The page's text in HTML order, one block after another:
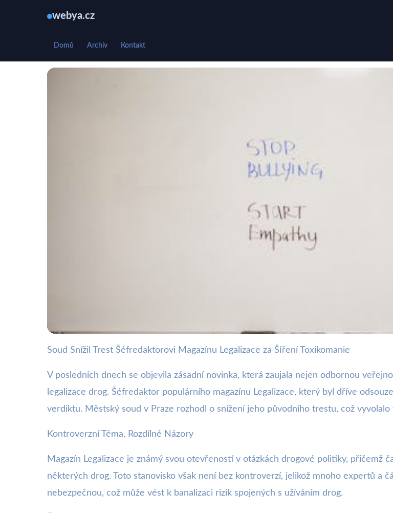
webya.cz
Domů Archiv Kontakt
webya.cz
Soud Snížil Trest Šéfredaktorovi za
Znamená?
9. 7. 2025 · 3 min čtení · Autor: Nela Švecová
Soud Snížil Trest Šéfredaktorovi Magazínu Legalizace za Šíření Toxikomanie
V posledních dnech se objevila zásadní novinka, která zaujala nejen odbornou
legalizace drog. Šéfredaktor populárního magazínu Legalizace, který byl dříve
verdiktu. Městský soud v Praze rozhodl o snížení jeho původního trestu, což
Kontroverzní Téma, Rozdílné Názory
Magazín Legalizace je známý svou otevřeností v otázkách drogové politiky, přičemž
některých drog. Toto stanovisko však není bez kontroverzí, jelikož mnoho expertů a
nebezpečnou, což může vést k banalizaci rizik spojených s užíváním drog.